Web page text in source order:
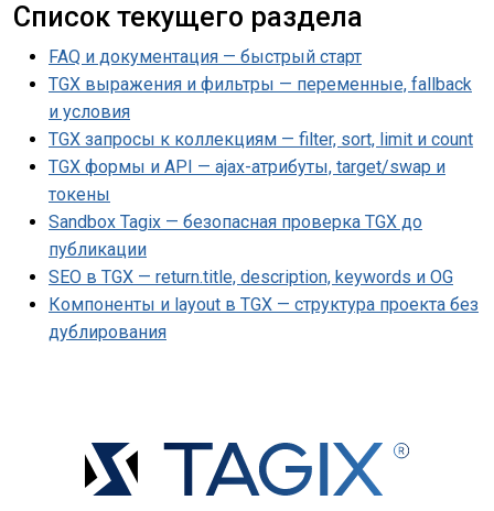
Список текущего раздела
FAQ и документация — быстрый старт
TGX выражения и фильтры — переменные, fallback
и условия
TGX запросы к коллекциям — filter, sort, limit и count
TGX формы и API — ajax-атрибуты, target/swap и
токены
Sandbox Tagix — безопасная проверка TGX до
публикации
SEO в TGX — return.title, description, keywords и OG
Компоненты и layout в TGX — структура проекта без
дублирования